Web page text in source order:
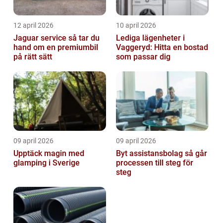
12 april 2026
Jaguar service så tar du
hand om en premiumbil
på rätt sätt
10 april 2026
Lediga lägenheter i
Vaggeryd: Hitta en bostad
som passar dig
09 april 2026
Upptäck magin med
glamping i Sverige
09 april 2026
Byt assistansbolag så går
processen till steg för
steg